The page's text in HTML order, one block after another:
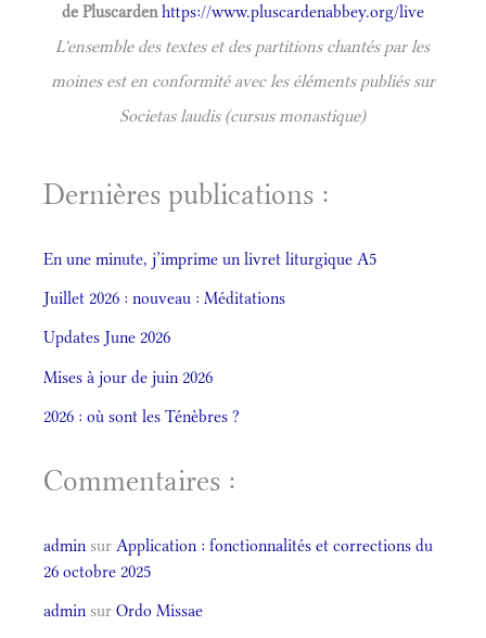
de Pluscardenhttps://www.pluscardenabbey.org/live
L'ensemble des textes et des partitions chantés par les
moines est en conformité avec les éléments publiés sur
Societas laudis (cursus monastique)
Dernières publications :
En une minute, j’imprime un livret liturgique A5
Juillet 2026 : nouveau : Méditations
Updates June 2026
Mises à jour de juin 2026
2026 : où sont les Ténèbres ?
Commentaires :
admin sur Application : fonctionnalités et corrections du
26 octobre 2025
admin sur Ordo Missae